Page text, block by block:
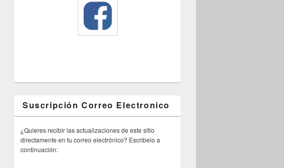
Suscripción Correo Electronico
¿Quieres recibir las actualizaciones de este sitio
directamente en tu correo electrónico? Escribelo a
continuación: